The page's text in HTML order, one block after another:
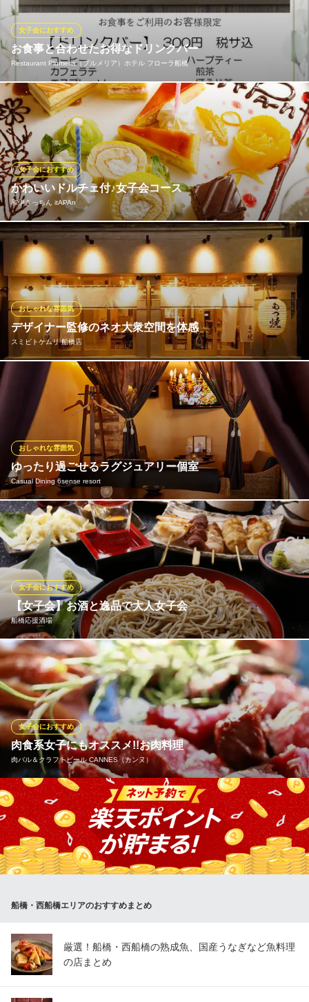
ほどの可愛さ！シェアして色々な味を楽しむのもおすすめ。「別
腹」を満たす至福のデザートタイムをお約束します。
ラ・オハナ 船橋市場店
ハワイアンカフェ
ＪＲ総武線船橋駅 徒歩13分
千葉県船橋市市場2-1-30
お食事と合わせたお得なドリンクバー
Restaurant Plumeria（プルメリア）ホテル フローラ船橋
女子会におすすめ
12種類からなるドリンクバーをお得な価格で！一番人気のワンプ
レートランチをご注文のお客様には、なんと、100円でご提供！
Restaurant Plumeria（プルメリア）ホテル フローラ船橋
カフェレストラン
ＪＲ総武線船橋駅 徒歩3分
千葉県船橋市本町7-11-1
かわいいドルチェ付♪女子会コース
和伊きっちん itAPAn
女子会におすすめ
西船橋で誕生日･記念日･ママ会･女子会ならitAPAnで♪女性限定の
前菜からドルチェまで、女性に人気のメニューを集めました！お
料理のみ3,000円（税込3300円）、二時間飲み放題付きで4,500円
（税込4950円）にてご提供！女性に嬉しい料理全7品。誕生日・
記念日ならドルチェをメッセージ付きプレートに変更OK！
和伊きっちん itAPAn
和＋伊の創作ダイニング
ＪＲ西船橋駅北口 徒歩1分
千葉県船橋市西船4-25-2 アロービル1階
デザイナー監修のネオ大衆空間を体感
スミビトケムリ 船橋店
おしゃれな雰囲気
船橋駅から徒歩3分でアクセス抜群！当店貸切OK！着席72名、立
食では100名様まで対応が可能です！大人数での飲み会やパーティ
ー、二次会などに最適です◎オシャレな店内で美味しいお料理と
お酒をご堪能いただけます。貸切ご希望のお客様は当店にてご相
談ください。シーンに合わせてお席をご用意致します！
スミビトケムリ 船橋店
船橋もつ焼き専門店
京成本線京成船橋駅 徒歩3分
千葉県船橋市本町4-41-25 4.モンテローザ船橋ビル5F
ゆったり過ごせるラグジュアリー個室
Casual Dining 6sense resort
おしゃれな雰囲気
ラグジュアリーな装飾に包まれた、プライベート空間を保てる個
室もお祝い事には人気のお席です！ゆったりとお座りいただける
ソファー席で、時間を忘れて会話を楽しむ女子会にもおすすめ♪優
しい明るさのお洒落な照明に照らされて、心地よくお過ごしいた
だけます！
Casual Dining 6sense resort
お洒落テラスと肉料理
ＪＲ総武線船橋駅 徒歩3分
千葉県船橋市本町1-32-3 H1323 4F
【女子会】お酒と逸品で大人女子会
船橋応援酒場
女子会におすすめ
【豊富なメニュー】女子会に人気のメニューを取り揃えておりま
す。コースのご利用ではお得なクーポンもございます！ぐるなび
限定クーポンで２時間飲み放題付宴会コースをご用意しておりま
す♪少人数様でも使えるクーポンもご用意しております！詳細はク
ーポンページをご覧下さい♪
船橋応援酒場
和風居酒屋
ＪＲ総武線船橋駅 徒歩1分
千葉県船橋市本町1-3-12 船橋フェイスビルB1
肉食系女子にもオススメ!!お肉料理
肉バル＆クラフトビール CANNES（カンヌ）
女子会におすすめ
厳選したお肉料理は他では味わえない逸品。柔らかな肉質と溢れ
出る肉汁、口の中に広がる旨味に思はず笑みがこぼれるほど◎ゆ
ったり寛げる空間で至福のお時間をお過ごしください。シェフ自
慢の肉料理とを楽しむご宴会プラン♪柔らかいお肉とワインの相性
は抜群です！
洋食／居酒屋／ステーキ
千葉県船橋市西船4-24-8 2F
船橋・西船橋エリアのおすすめまとめ
厳選！船橋・西船橋の熟成魚、国産うなぎなど魚料理
の店まとめ